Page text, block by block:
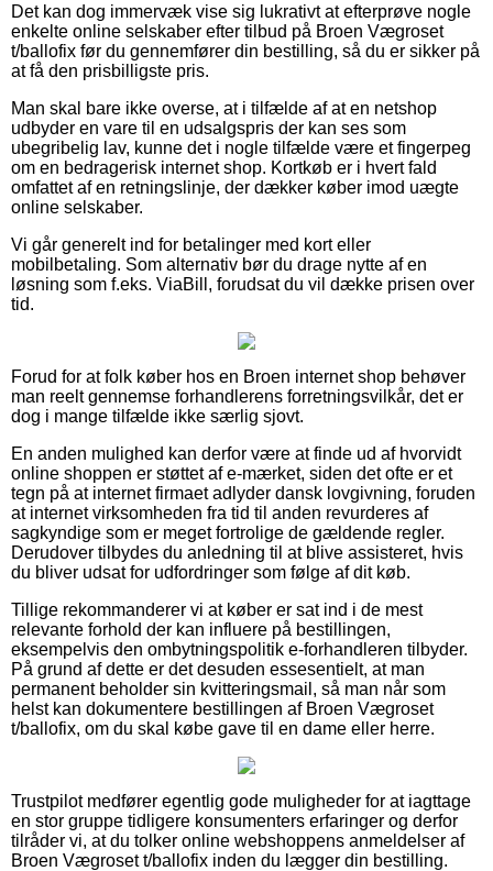
Det kan dog immervæk vise sig lukrativt at efterprøve nogle
enkelte online selskaber efter tilbud på Broen Vægroset
t/ballofix før du gennemfører din bestilling, så du er sikker på
at få den prisbilligste pris.
Man skal bare ikke overse, at i tilfælde af at en netshop
udbyder en vare til en udsalgspris der kan ses som
ubegribelig lav, kunne det i nogle tilfælde være et fingerpeg
om en bedragerisk internet shop. Kortkøb er i hvert fald
omfattet af en retningslinje, der dækker køber imod uægte
online selskaber.
Vi går generelt ind for betalinger med kort eller
mobilbetaling. Som alternativ bør du drage nytte af en
løsning som f.eks. ViaBill, forudsat du vil dække prisen over
tid.
Forud for at folk køber hos en Broen internet shop behøver
man reelt gennemse forhandlerens forretningsvilkår, det er
dog i mange tilfælde ikke særlig sjovt.
En anden mulighed kan derfor være at finde ud af hvorvidt
online shoppen er støttet af e-mærket, siden det ofte er et
tegn på at internet firmaet adlyder dansk lovgivning, foruden
at internet virksomheden fra tid til anden revurderes af
sagkyndige som er meget fortrolige de gældende regler.
Derudover tilbydes du anledning til at blive assisteret, hvis
du bliver udsat for udfordringer som følge af dit køb.
Tillige rekommanderer vi at køber er sat ind i de mest
relevante forhold der kan influere på bestillingen,
eksempelvis den ombytningspolitik e-forhandleren tilbyder.
På grund af dette er det desuden essesentielt, at man
permanent beholder sin kvitteringsmail, så man når som
helst kan dokumentere bestillingen af Broen Vægroset
t/ballofix, om du skal købe gave til en dame eller herre.
Trustpilot medfører egentlig gode muligheder for at iagttage
en stor gruppe tidligere konsumenters erfaringer og derfor
tilråder vi, at du tolker online webshoppens anmeldelser af
Broen Vægroset t/ballofix inden du lægger din bestilling.